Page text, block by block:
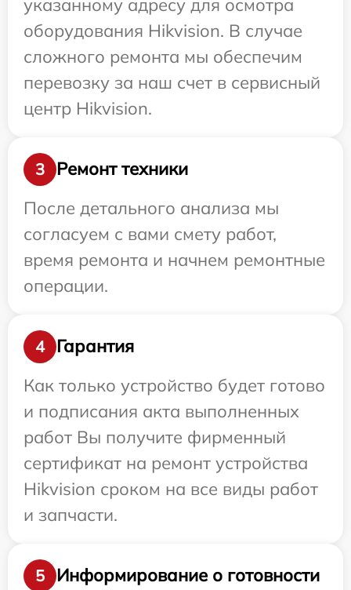
указанному адресу для осмотра
оборудования Hikvision. В случае
сложного ремонта мы обеспечим
перевозку за наш счет в сервисный
центр Hikvision.
3
Ремонт техники
После детального анализа мы
согласуем с вами смету работ,
время ремонта и начнем ремонтные
операции.
4
Гарантия
Как только устройство будет готово
и подписания акта выполненных
работ Вы получите фирменный
сертификат на ремонт устройства
Hikvision сроком на все виды работ
и запчасти.
5
Информирование о готовности